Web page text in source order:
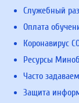
Служебный
Оплата
Коронавирус
Ресурсы
Часто
Защита